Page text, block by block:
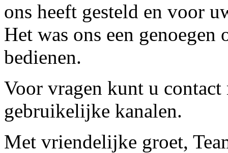
ons heeft gesteld en voor
Het was ons een
bedienen.
Voor vragen kunt u contact
gebruikelijke kanalen.
Met vriendelijke groet,